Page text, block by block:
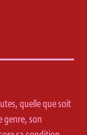
genre, son